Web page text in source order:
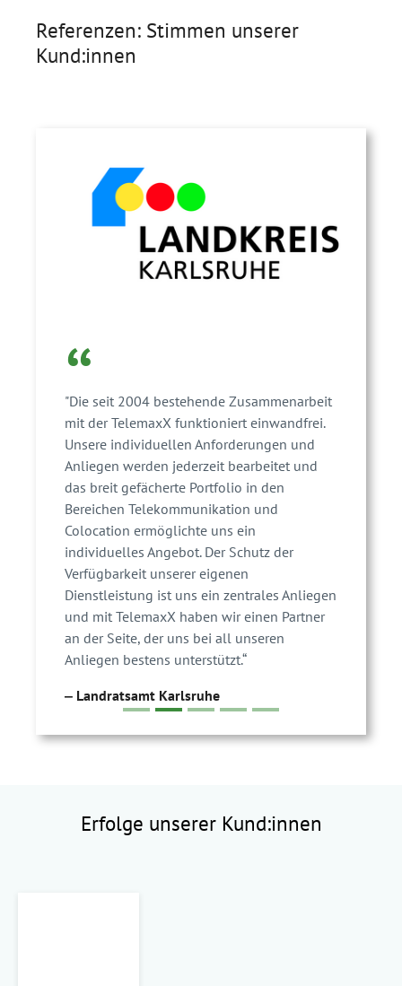
Referenzen: Stimmen unserer
Kund:innen
“
"Die seit 2004 bestehende Zusammenarbeit
mit der TelemaxX funktioniert einwandfrei.
Unsere individuellen Anforderungen und
Anliegen werden jederzeit bearbeitet und
das breit gefächerte Portfolio in den
Bereichen Telekommunikation und
Colocation ermöglichte uns ein
individuelles Angebot. Der Schutz der
Verfügbarkeit unserer eigenen
Dienstleistung ist uns ein zentrales Anliegen
und mit TelemaxX haben wir einen Partner
an der Seite, der uns bei all unseren
Anliegen bestens unterstützt.“
‒ Landratsamt Karlsruhe
Erfolge unserer Kund:innen